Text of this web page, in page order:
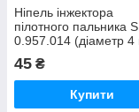
Ніпель інжектора
пілотного пальника
0.957.014 (діаметр
45 ₴
Купити